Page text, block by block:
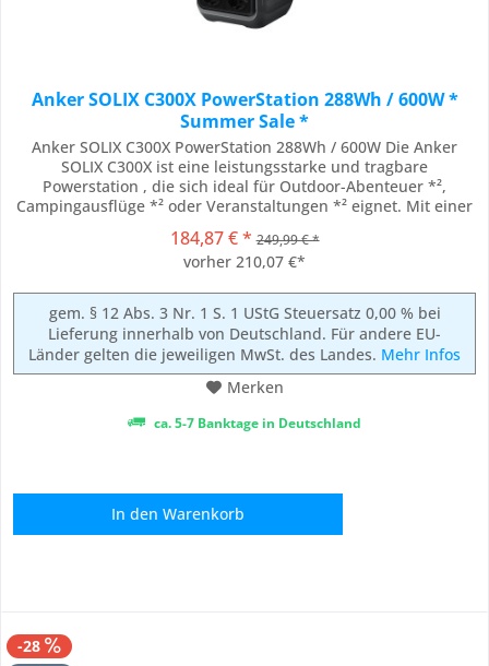
Anker SOLIX C300X PowerStation 288Wh / 600W *
Summer Sale *
Anker SOLIX C300X PowerStation 288Wh / 600W Die Anker
SOLIX C300X ist eine leistungsstarke und tragbare
Powerstation , die sich ideal für Outdoor-Abenteuer *²,
Campingausflüge *² oder Veranstaltungen *² eignet. Mit einer
600 W (Spitzenleistung) versorgt sie bis zu 7 Geräte
gleichzeitig mit Strom. Dank der kompakten...
184,87 € * 249,99 € *
vorher 210,07 €*
gem. § 12 Abs. 3 Nr. 1 S. 1 UStG Steuersatz 0,00 % bei
Lieferung innerhalb von Deutschland. Für andere EU-
Länder gelten die jeweiligen MwSt. des Landes. Mehr Infos
Merken
ca. 5-7 Banktage in Deutschland
In den Warenkorb
-28